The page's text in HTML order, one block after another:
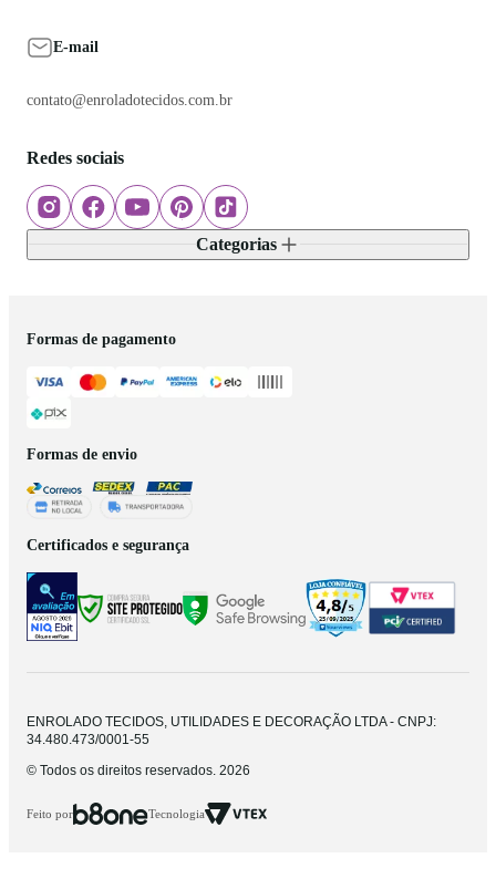
E-mail
contato@enroladotecidos.com.br
Redes sociais
Categorias
Formas de pagamento
Formas de envio
Certificados e segurança
ENROLADO TECIDOS, UTILIDADES E DECORAÇÃO LTDA - CNPJ:
34.480.473/0001-55
© Todos os direitos reservados. 2026
Feito por Tecnologia